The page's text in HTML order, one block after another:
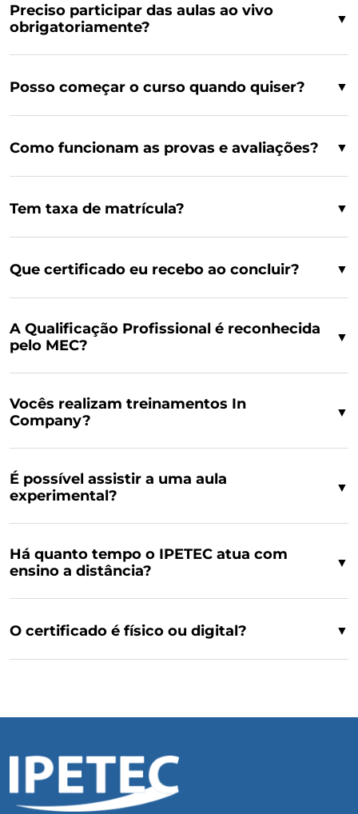
Preciso participar das aulas ao vivo
obrigatoriamente?
▼
Posso começar o curso quando quiser? ▼
Como funcionam as provas e avaliações? ▼
Tem taxa de matrícula? ▼
Que certificado eu recebo ao concluir? ▼
A Qualificação Profissional é reconhecida
pelo MEC?
▼
Vocês realizam treinamentos In
Company?
▼
É possível assistir a uma aula
experimental?
▼
Há quanto tempo o IPETEC atua com
ensino a distância?
▼
O certificado é físico ou digital? ▼